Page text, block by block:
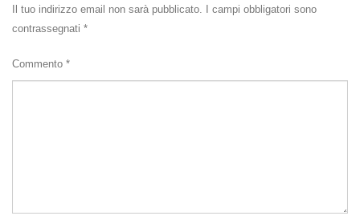
Il tuo indirizzo email non sarà pubblicato.
I campi obbligatori sono
contrassegnati *
Commento *